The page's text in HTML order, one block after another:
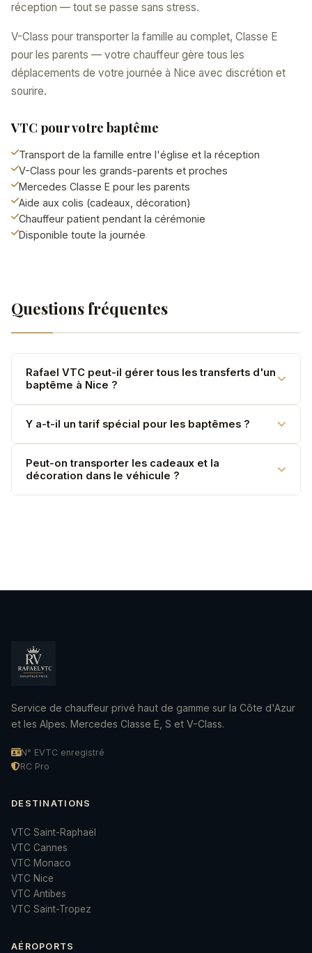
réception — tout se passe sans stress.
V-Class pour transporter la famille au complet, Classe E
pour les parents — votre chauffeur gère tous les
déplacements de votre journée à Nice avec discrétion et
sourire.
VTC pour votre baptême
Transport de la famille entre l'église et la réception
V-Class pour les grands-parents et proches
Mercedes Classe E pour les parents
Aide aux colis (cadeaux, décoration)
Chauffeur patient pendant la cérémonie
Disponible toute la journée
Questions fréquentes
Rafael VTC peut-il gérer tous les transferts d'un
baptême à Nice ?
Oui — église, photographe, salle de réception, retour.
Un programme complet sur devis.
Y a-t-il un tarif spécial pour les baptêmes ?
Service à la journée ou à la demi-journée selon votre
programme.
Peut-on transporter les cadeaux et la
décoration dans le véhicule ?
Service de chauffeur privé haut de gamme sur la Côte d'Azur
et les Alpes. Mercedes Classe E, S et V-Class.
N° EVTC enregistré
RC Pro
DESTINATIONS
VTC Saint-Raphaël
VTC Cannes
VTC Monaco
VTC Nice
VTC Antibes
VTC Saint-Tropez
AÉROPORTS